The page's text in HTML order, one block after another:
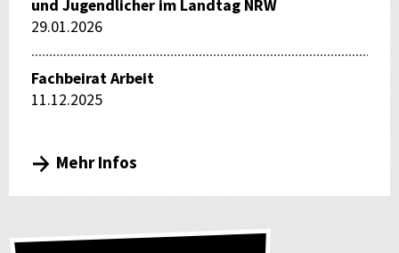
und Jugendlicher im Landtag NRW
29.01.2026
Fachbeirat Arbeit
11.12.2025
Mehr Infos